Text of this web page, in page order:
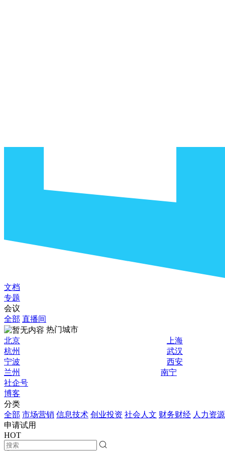
文档
专题
会议
全部 直播间
热门城市
北京
上海
杭州
武汉
宁波
西安
兰州
南宁
社企号
博客
分类
全部 市场营销 信息技术 创业投资 社会人文 财务财经 人力资源
申请试用
HOT